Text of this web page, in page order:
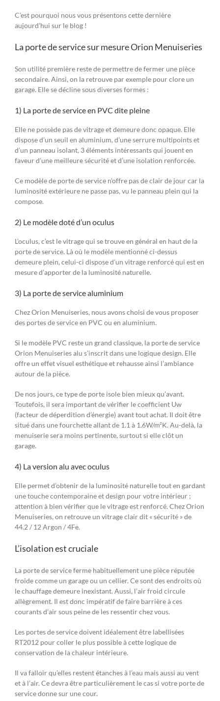
C’est pourquoi nous vous présentons cette dernière
aujourd’hui sur le blog !
La porte de service sur mesure Orion Menuiseries
Son utilité première reste de permettre de fermer une pièce
secondaire. Ainsi, on la retrouve par exemple pour clore un
garage. Elle se décline sous diverses formes :
1) La porte de service en PVC dite pleine
Elle ne possède pas de vitrage et demeure donc opaque. Elle
dispose d’un seuil en aluminium, d’une serrure multipoints et
d’un panneau isolant, 3 éléments intéressants qui jouent en
faveur d’une meilleure sécurité et d’une isolation renforcée.
Ce modèle de porte de service n’offre pas de clair de jour car la
luminosité extérieure ne passe pas, vu le panneau plein qui la
compose.
2) Le modèle doté d’un oculus
L’oculus, c’est le vitrage qui se trouve en général en haut de la
porte de service. Là où le modèle mentionné ci-dessus
demeure plein, celui-ci dispose d’un vitrage renforcé qui est en
mesure d’apporter de la luminosité naturelle.
3) La porte de service aluminium
Chez Orion Menuiseries, nous avons choisi de vous proposer
des portes de service en PVC ou en aluminium.
Si le modèle PVC reste un grand classique, la porte de service
Orion Menuiseries alu s’inscrit dans une logique design. Elle
offre un effet visuel esthétique et rehausse ainsi l’ambiance
autour de la pièce.
De nos jours, ce type de porte isole bien mieux qu’avant.
Toutefois, il sera important de vérifier le coefficient Uw
(facteur de déperdition d’énergie) avant tout achat. Il doit être
situé dans une fourchette allant de 1.1 à 1.6W/m²K. Au-delà, la
menuiserie sera moins pertinente, surtout si elle clôt un
garage.
4) La version alu avec oculus
Elle permet d’obtenir de la luminosité naturelle tout en gardant
une touche contemporaine et design pour votre intérieur ;
attention à bien vérifier que le vitrage est renforcé. Chez Orion
Menuiseries, on retrouve un vitrage clair dit « sécurité » de
44.2 / 12 Argon / 4Fe.
L’isolation est cruciale
La porte de service ferme habituellement une pièce réputée
froide comme un garage ou un cellier. Ce sont des endroits où
le chauffage demeure inexistant. Aussi, l’air froid circule
allègrement. Il est donc impératif de faire barrière à ces
courants d’air sous peine de les ressentir chez vous.
Les portes de service doivent idéalement être labellisées
RT2012 pour coller le plus possible à cette logique de
conservation de la chaleur intérieure.
Il va falloir qu’elles restent étanches à l’eau mais aussi au vent
et à l’air. Ce devra être particulièrement le cas si votre porte de
service donne sur une cour.